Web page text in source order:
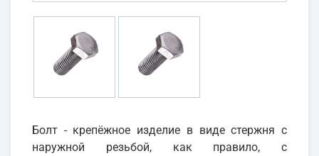
Болт - крепёжное изделие в виде стержня с
наружной резьбой, как правило, с